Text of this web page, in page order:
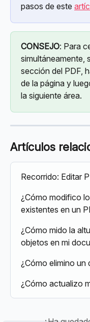
pasos de este
CONSEJO: Para
simultáneamente,
sección del PDF,
de la página y
la siguiente área.
Artículos
Recorrido: Editar
¿Cómo modifico
existentes en un
¿Cómo mido la
objetos en mi
¿Cómo elimino un
¿Cómo actualizo